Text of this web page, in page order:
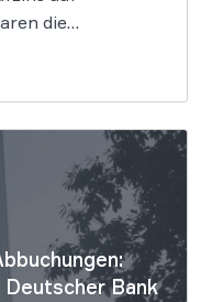
die
und entschied
Banken-
Bank